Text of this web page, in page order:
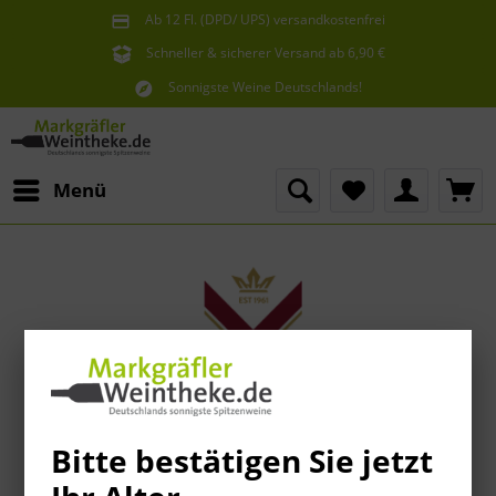
Ab 12 Fl. (DPD/ UPS) versandkostenfrei
innerhalb Deutschlands
Schneller & sicherer Versand ab 6,90 €
Sie erreichen uns unter der Tel: 07621 1685286
Sonnigste Weine Deutschlands!
Menü
Bitte bestätigen Sie jetzt